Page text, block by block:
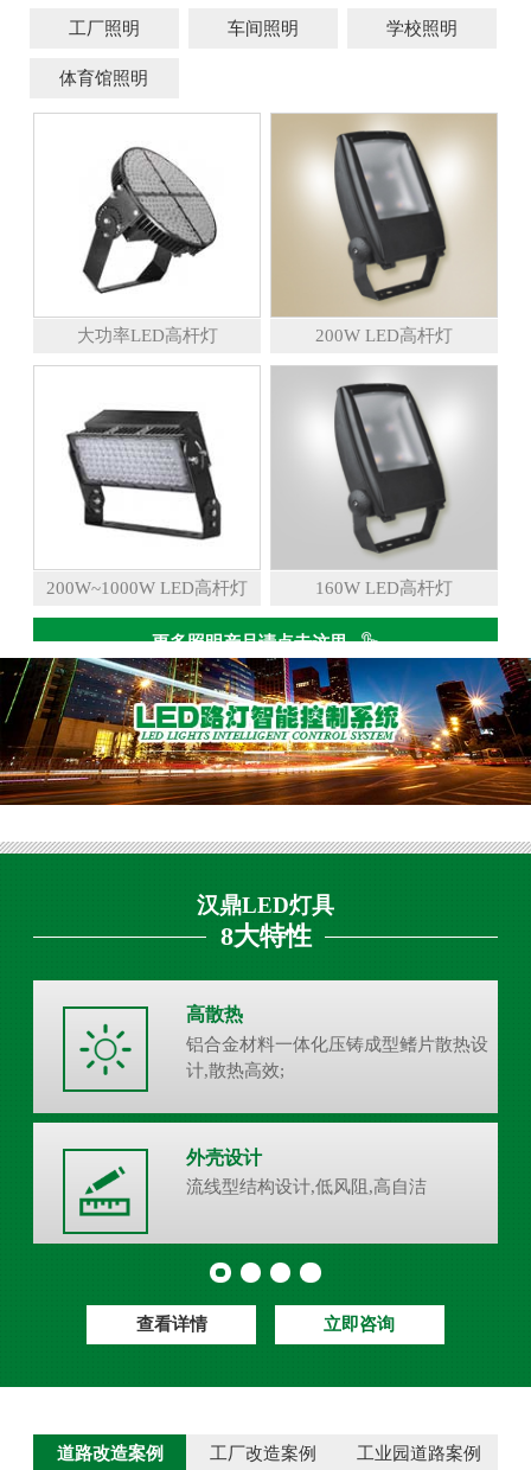
工厂照明 车间照明 学校照明
体育馆照明
大功率LED高杆灯 200W LED高杆灯
200W~1000W LED高杆灯 160W LED高杆灯
更多照明产品请点击这里
汉鼎LED灯具
8大特性
高散热
铝合金材料一体化压铸成型鳍片散热设
计,散热高效;
外壳设计
流线型结构设计,低风阻,高自洁
查看详情 立即咨询
道路改造案例 工厂改造案例 工业园道路案例